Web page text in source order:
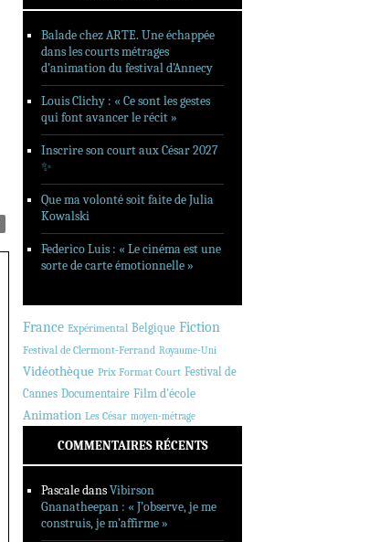
Balade chez ARTE. Une échappée
dans les courts métrages
d’animation du festival d’Annecy
Louis Clichy : « Ce sont les gestes
qui font avancer le récit »
Inscrire son court aux César 2027
✨
Que ma volonté soit faite de Julia
Kowalski
Federico Luis : « Le cinéma est une
sorte de carte émotionnelle »
France Expérimental Belgique Fiction
Festival de Clermont-Ferrand Royaume-Uni
Vidéothèque Prix Format Court Festival de
Cannes Documentaire Film d'école
Animation Les César moyen-métrage
COMMENTAIRES RÉCENTS
PascaledansVibirson
Gnanatheepan : « J’observe, je me
construis, je m’affirme »